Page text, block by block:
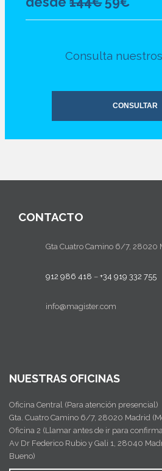
Consulta
CONSULTAR
CONTACTO
Gta Cuatro Camino 6/7, 28020
912 986 418 – +34 919 332 755
info@magister.com
NUESTRAS OFICINAS
Oficina Central (Para atención presencial)
Gta. Cuatro Camino 6/7, 28020 Madrid
Oficina 2 (Llamar antes de ir para
Av Dr Federico Rubio y Gali 1, 28040
Bueno)